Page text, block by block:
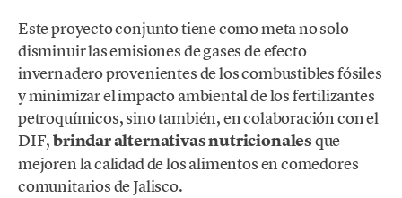
Este proyecto conjunto tiene como meta no solo
disminuir las emisiones de gases de efecto
invernadero provenientes de los combustibles fósiles
y minimizar el impacto ambiental de los fertilizantes
petroquímicos, sino también, en colaboración con el
DIF,brindar alternativas nutricionalesque
mejoren la calidad de los alimentos en comedores
comunitarios de Jalisco.